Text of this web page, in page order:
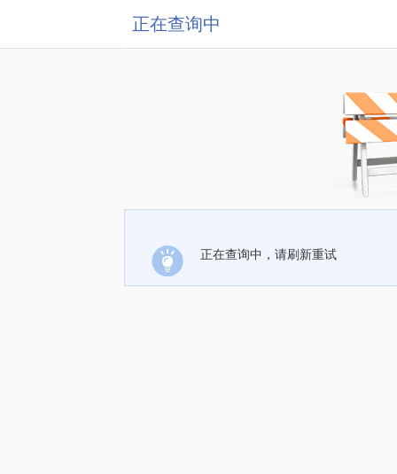
正在查询中
正在查询中，请刷新重试